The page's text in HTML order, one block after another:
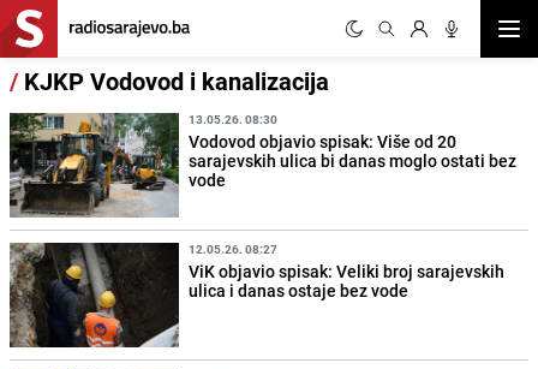
/ KJKP Vodovod i kanalizacija
13.05.26. 08:30
Vodovod objavio spisak: Više od 20
sarajevskih ulica bi danas moglo ostati bez
vode
12.05.26. 08:27
ViK objavio spisak: Veliki broj sarajevskih
ulica i danas ostaje bez vode